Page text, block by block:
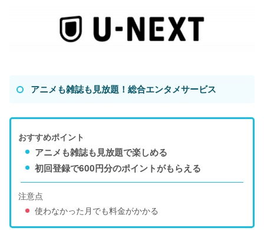
アニメも雑誌も見放題！総合エンタメサービス
おすすめポイント
アニメも雑誌も見放題で楽しめる
初回登録で600円分のポイントがもらえる
注意点
使わなかった月でも料金がかかる